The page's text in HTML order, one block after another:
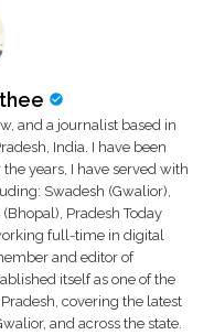
and a journalist based in
India. I have been
years, I have served with
Swadesh (Gwalior),
Pradesh Today
full-time in digital
and editor of
itself as one of the
covering the latest
and across the state.